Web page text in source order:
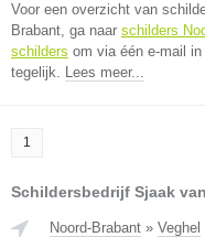
Voor een overzicht van
Brabant, ga naar schilders
schilders om via één e-mail
tegelijk. Lees meer...
1
Schildersbedrijf Sjaak
Noord-Brabant » Veghel